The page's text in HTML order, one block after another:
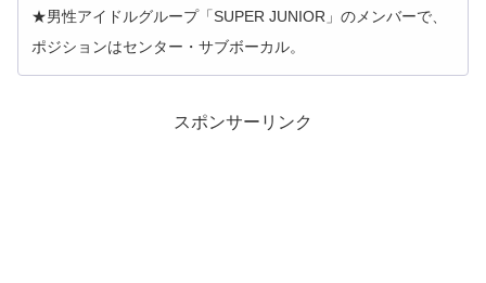
★男性アイドルグループ「SUPER JUNIOR」のメンバーで、
ポジションはセンター・サブボーカル。
スポンサーリンク